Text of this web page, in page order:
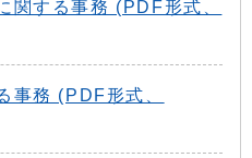
関する事務 (PDF形式、
事務 (PDF形式、